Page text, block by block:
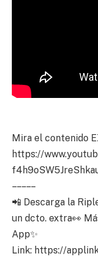
Mira el contenido
https://
– – – – –
📲 Descarga la
un dcto. extra👀
App✨
Link: https://